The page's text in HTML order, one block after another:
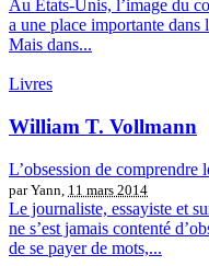
Au États-Unis, l’image du
a une place importante dans
Mais dans...
Livres
William T. Vollmann
L’obsession de comprendre
par Yann, 11 mars 2014
Le journaliste, essayiste et
ne s’est jamais contenté
de se payer de mots,...